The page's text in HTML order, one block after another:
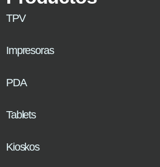
TPV
Impresoras
PDA
Tablets
Kioskos